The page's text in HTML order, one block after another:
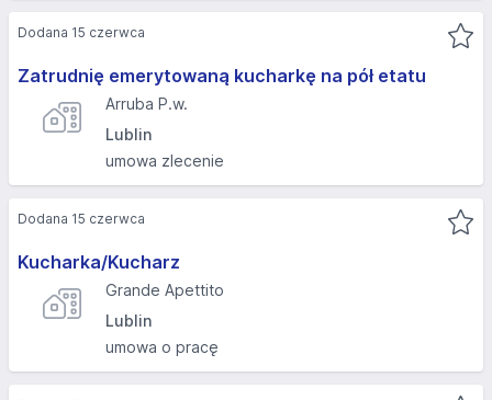
Zatrudnię emerytowaną kucharkę na pół etatu
Arruba P.w.
Lublin
umowa zlecenie
Dodana 15 czerwca
Kucharka/Kucharz
Grande Apettito
Lublin
umowa o pracę
Dodana 15 czerwca